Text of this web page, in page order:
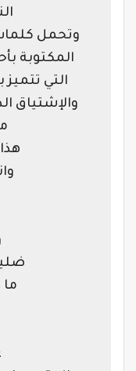
وتحمل كلمات
المكتوبة
التي
والإشتياق